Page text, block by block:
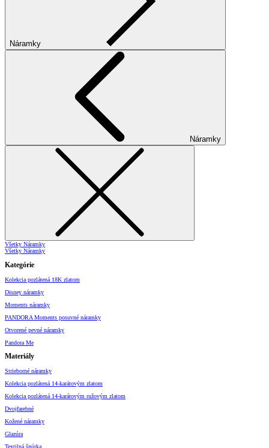
Náramky
Náramky
Všetky Náramky
Všetky Náramky
Kategórie
Kolekcia pozlátená 18K zlatom
Disney náramky
Moments náramky
PANDORA Moments posuvné náramky
Otvorené pevné náramky
Pandora Me
Materiály
Strieborné náramky
Kolekcia pozlátená 14-karátovým zlatom
Kolekcia pozlátená 14-karátovým ružovým zlatom
Dvojfarebné
Kožené náramky
Glazúra
Textilná šnúrka